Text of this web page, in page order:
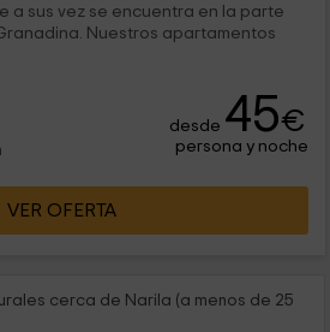
a sus vez se encuentra en la parte
Nuestros apartamentos
desde 45€
persona y noche
VER OFERTA
cerca de Narila (a menos de 25